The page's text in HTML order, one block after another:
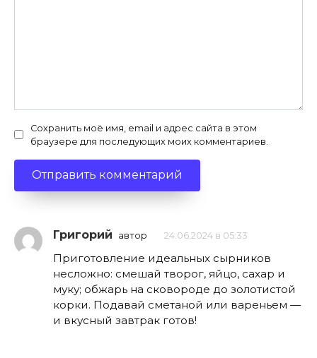
Сохранить моё имя, email и адрес сайта в этом
браузере для последующих моих комментариев.
Григорий автор 24.06.2024 в 05:33
Приготовление идеальных сырников
несложно: смешай творог, яйцо, сахар и
муку; обжарь на сковороде до золотистой
корки. Подавай сметаной или вареньем —
и вкусный завтрак готов!